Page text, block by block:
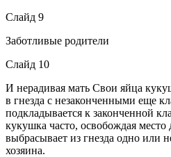
Слайд 9
Заботливые родители
Слайд 10
И нерадивая мать Свои яйца
в гнезда с незаконченными еще
подкладывается к законченной
кукушка часто, освобождая место
выбрасывает из гнезда одно или
хозяина.